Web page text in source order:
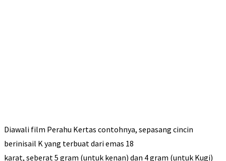
Diawali film Perahu Kertas contohnya, sepasang cincin
berinisail K yang terbuat dari emas 18
karat, seberat 5 gram (untuk kenan) dan 4 gram (untuk Kugi)